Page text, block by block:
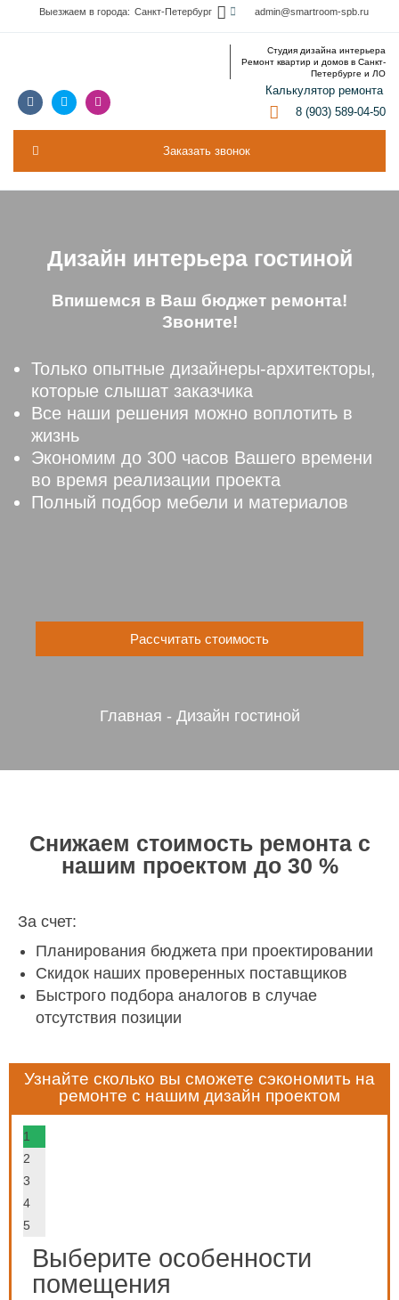
Выезжаем в города: Санкт-Петербург admin@smartroom-spb.ru
Студия дизайна интерьера
Ремонт квартир и домов в Санкт-
Петербурге и ЛО
Калькулятор ремонта
8 (903) 589-04-50
Заказать звонок
Дизайн интерьера гостиной
Впишемся в Ваш бюджет ремонта!
Звоните!
Только опытные дизайнеры-архитекторы,
которые слышат заказчика
Все наши решения можно воплотить в
жизнь
Экономим до 300 часов Вашего времени
во время реализации проекта
Полный подбор мебели и материалов
Рассчитать стоимость
Главная - Дизайн гостиной
Снижаем стоимость ремонта с
нашим проектом до 30 %
За счет:
Планирования бюджета при проектировании
Скидок наших проверенных поставщиков
Быстрого подбора аналогов в случае
отсутствия позиции
Узнайте сколько вы сможете сэкономить на
ремонте с нашим дизайн проектом
1
2
3
4
5
Выберите особенности
помещения